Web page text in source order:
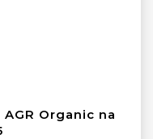
Organic na